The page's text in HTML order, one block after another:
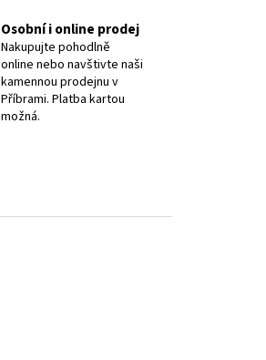
Osobní i online prodej
Nakupujte pohodlně
online nebo navštivte naši
kamennou prodejnu v
Příbrami. Platba kartou
možná.